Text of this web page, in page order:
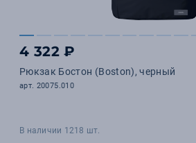
4 322 ₽
Рюкзак Бостон (Boston), черный
арт. 20075.010
В наличии 1218 шт.